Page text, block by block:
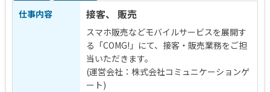
仕事内容 接客、 販売
スマホ販売などモバイルサービスを展開す
る「COMG!」にて、接客・販売業務をご担
当いただきます。
(運営会社：株式会社コミュニケーションゲ
ート)